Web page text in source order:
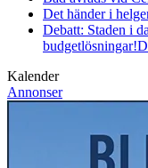
Det händer i
Debatt: Staden i
budgetlösningar!
Kalender
Annonser